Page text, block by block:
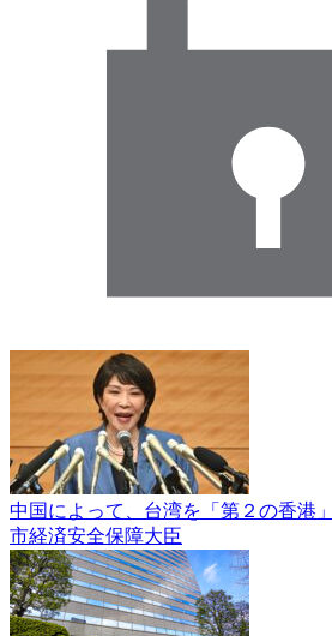
中国によって、台湾を「第２の香港
市経済安全保障大臣